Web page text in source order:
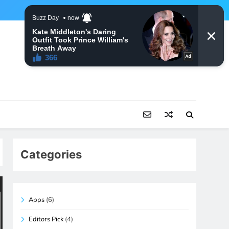
Categories
Apps (6)
Editors Pick (4)